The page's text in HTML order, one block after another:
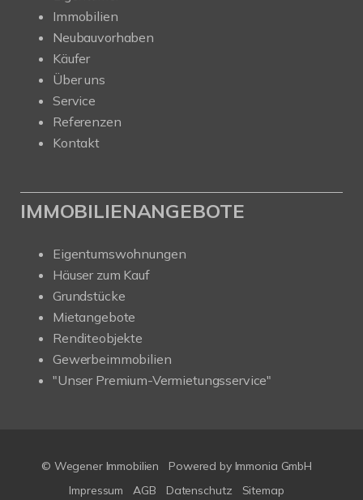
Immobilien
Neubauvorhaben
Käufer
Über uns
Service
Referenzen
Kontakt
IMMOBILIENANGEBOTE
Eigentumswohnungen
Häuser zum Kauf
Grundstücke
Mietangebote
Renditeobjekte
Gewerbeimmobilien
"Unser Premium-Vermietungsservice"
© Wegener Immobilien Powered by Immonia GmbH
Impressum
AGB Datenschutz
Sitemap